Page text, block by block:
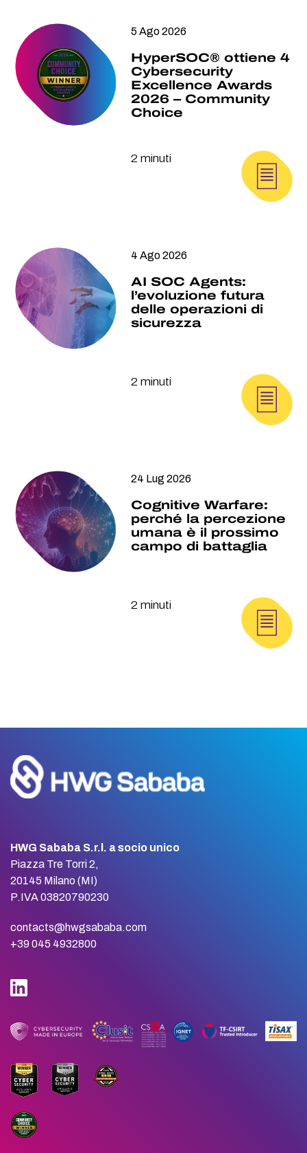
5 Ago 2026
HyperSOC® ottiene 4
Cybersecurity
Excellence Awards
2026 – Community
Choice
2 minuti
4 Ago 2026
AI SOC Agents:
l’evoluzione futura
delle operazioni di
sicurezza
2 minuti
24 Lug 2026
Cognitive Warfare:
perché la percezione
umana è il prossimo
campo di battaglia
2 minuti
HWG Sababa S.r.l. a socio unico
Piazza Tre Torri 2,
20145 Milano (MI)
P.IVA 03820790230
contacts@hwgsababa.com
+39 045 4932800